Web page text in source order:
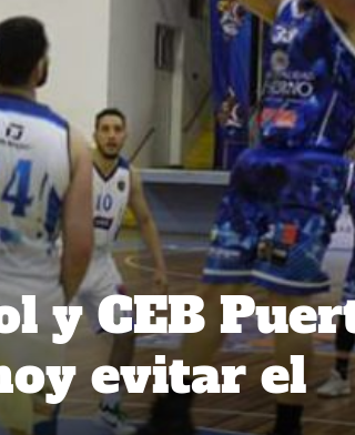
y CEB
evitar el